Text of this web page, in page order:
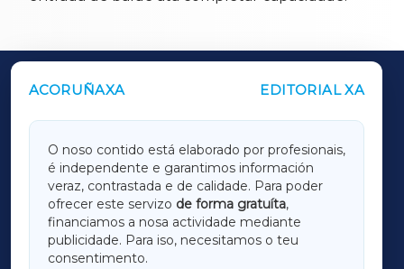
ACORUÑAXA EDITORIAL XA
O noso contido está elaborado por profesionais,
é independente e garantimos información
veraz, contrastada e de calidade. Para poder
ofrecer este servizo de forma gratuíta,
financiamos a nosa actividade mediante
publicidade. Para iso, necesitamos o teu
consentimento.
OUTROS PERIÓDICOS
LUGOXA
TERRACHAXA